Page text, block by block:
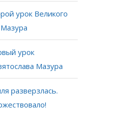
урок Великого
урок
Мазура
разверзлась.